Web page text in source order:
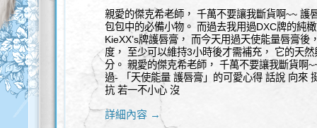
親愛的傑克希老師， 千萬不要讓我斷貨啊~~ 護
包包中的必備小物。 而過去我用過DXC牌的純
KieXX’s牌護唇膏， 而今天用過天使能量唇膏
度， 至少可以維持3小時後才需補充， 它的天
分。 親愛的傑克希老師， 千萬不要讓我斷貨
過- 「天使能量 護唇膏」的可愛心得 話說 向來
抗 若一不小心 沒
詳細內容 →